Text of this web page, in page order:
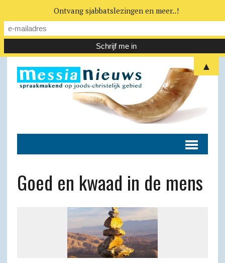
Goed en kwaad in de mens
Ontvang sjabbatslezingen en meer..!
▲